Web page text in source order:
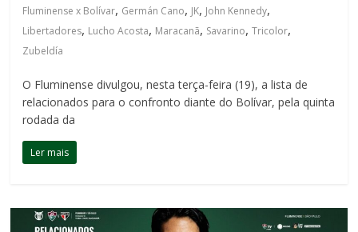
Fluminense x Bolívar, Germán Cano, JK, John Kennedy,
Libertadores, Lucho Acosta, Maracanã, Savarino,Tricolor,
Zubeldía
O Fluminense divulgou, nesta terça-feira (19), a lista de
relacionados para o confronto diante do Bolívar, pela quinta
rodada da
Ler mais